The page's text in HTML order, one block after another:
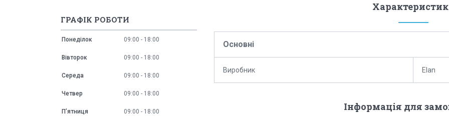
Основні
Виробник Elan
Інформація для
ГРАФІК РОБОТИ
Понеділок 09:00 18:00
Вівторок 09:00 18:00
Середа 09:00 18:00
Четвер 09:00 18:00
Пʼятниця 09:00 18:00